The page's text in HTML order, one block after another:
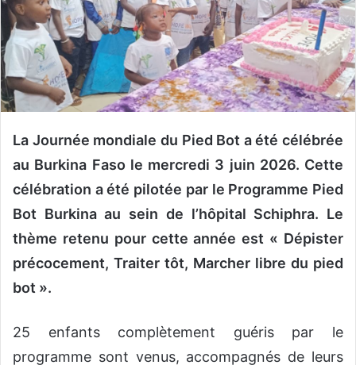
n
c
u
r
r
e
La Journée mondiale du Pied Bot a été célébrée
au Burkina Faso le mercredi 3 juin 2026. Cette
célébration a été pilotée par le Programme Pied
Bot Burkina au sein de l’hôpital Schiphra. Le
thème retenu pour cette année est « Dépister
précocement, Traiter tôt, Marcher libre du pied
bot ».
25 enfants complètement guéris par le
programme sont venus, accompagnés de leurs